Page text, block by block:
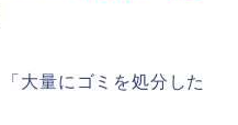
大量にゴミを処分した